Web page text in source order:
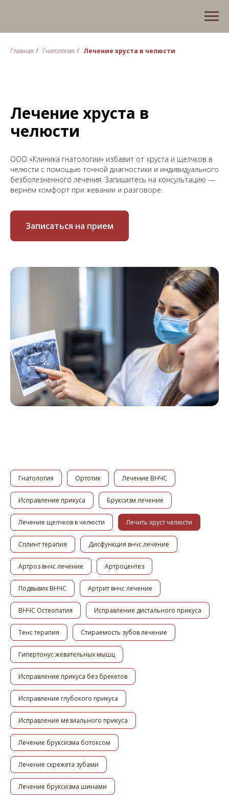
Главная / Гнатология / Лечение хруста в челюсти
Лечение хруста в
челюсти
ООО «Клиника гнатологии» избавит от хруста и щелчков в
челюсти с помощью точной диагностики и индивидуального
безболезненного лечения. Запишитесь на консультацию —
вернём комфорт при жевании и разговоре.
Записаться на прием
Гнатология Ортотик Лечение ВНЧС
Исправление прикуса Бруксизм лечение
Лечение щелчков в челюсти Лечить хруст челюсти
Сплинт терапия Дисфункция внчс лечение
Артроз внчс лечение Артроцентез
Подвывих ВНЧС Артрит внчс лечение
ВНЧС Остеопатия Исправление дистального прикуса
Тенс терапия Стираемость зубов лечение
Гипертонус жевательных мышц
Исправление прикуса без брекетов
Исправление глубокого прикуса
Исправление мезиального прикуса
Лечение бруксизма ботоксом
Лечение скрежета зубами
Лечение бруксизма шинами